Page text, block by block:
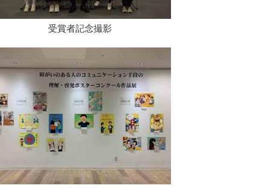
受賞者記念撮影